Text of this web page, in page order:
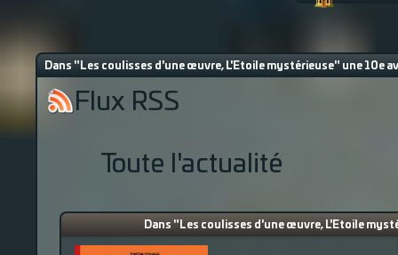
Dans "Les coulisses d'une œuvre, L'Etoile mystérieuse" une 10e
Flux RSS
Toute l'actualité
Dans "Les coulisses d'une œuvre, L'Etoile